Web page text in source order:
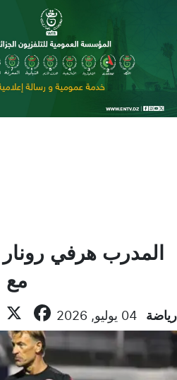
المدرب هرفي رونار
مع
رياضة 04 يوليو, 2026